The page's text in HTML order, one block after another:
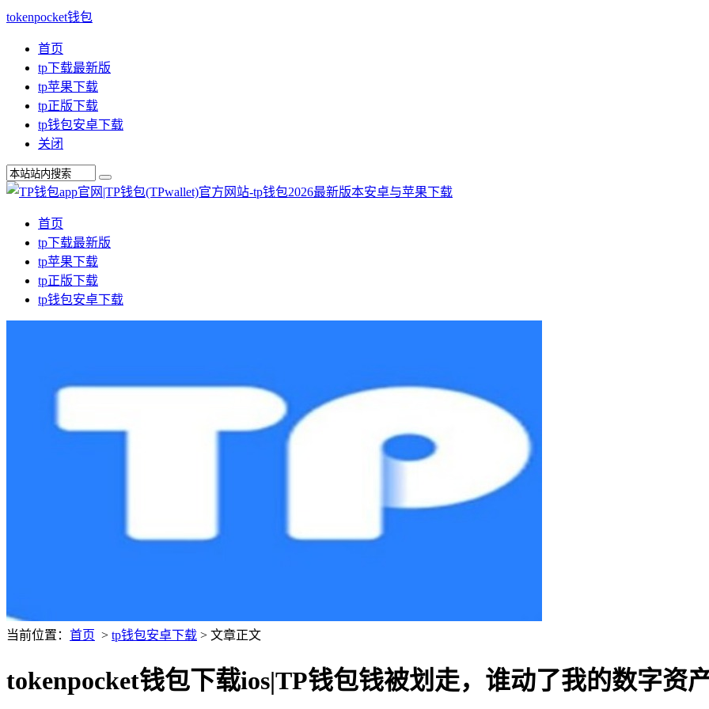
tokenpocket钱包
首页
tp下载最新版
tp苹果下载
tp正版下载
tp钱包安卓下载
关闭
首页
tp下载最新版
tp苹果下载
tp正版下载
tp钱包安卓下载
当前位置： 首页 > tp钱包安卓下载 > 文章正文
tokenpocket钱包下载ios|TP钱包钱被划走，谁动了我的数字资